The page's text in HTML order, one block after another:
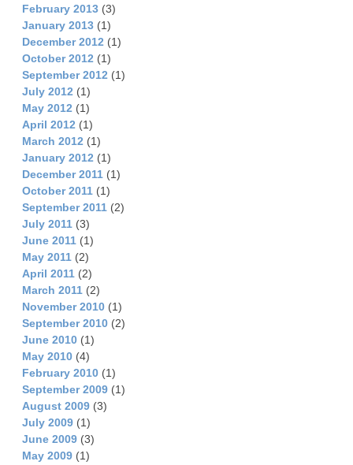
February 2013 (3)
January 2013 (1)
December 2012 (1)
October 2012 (1)
September 2012 (1)
July 2012 (1)
May 2012 (1)
April 2012 (1)
March 2012 (1)
January 2012 (1)
December 2011 (1)
October 2011 (1)
September 2011 (2)
July 2011 (3)
June 2011 (1)
May 2011 (2)
April 2011 (2)
March 2011 (2)
November 2010 (1)
September 2010 (2)
June 2010 (1)
May 2010 (4)
February 2010 (1)
September 2009 (1)
August 2009 (3)
July 2009 (1)
June 2009 (3)
May 2009 (1)